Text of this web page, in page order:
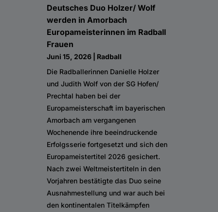
Deutsches Duo Holzer/ Wolf
werden in Amorbach
Europameisterinnen im Radball
Frauen
Juni 15, 2026
Radball
Die Radballerinnen Danielle Holzer
und Judith Wolf von der SG Hofen/
Prechtal haben bei der
Europameisterschaft im bayerischen
Amorbach am vergangenen
Wochenende ihre beeindruckende
Erfolgsserie fortgesetzt und sich den
Europameistertitel 2026 gesichert.
Nach zwei Weltmeistertiteln in den
Vorjahren bestätigte das Duo seine
Ausnahmestellung und war auch bei
den kontinentalen Titelkämpfen